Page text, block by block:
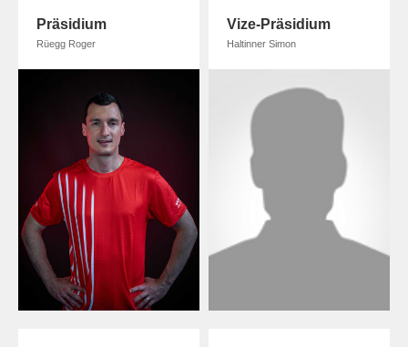
Präsidium
Rüegg Roger
Vize-Präsidium
Haltinner Simon